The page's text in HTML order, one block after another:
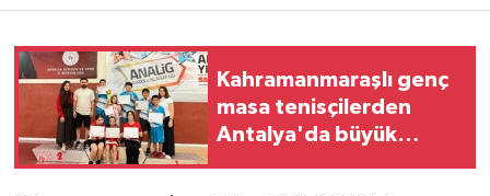
Kahramanmaraşlı genç
masa tenisçilerden
Antalya'da büyük
Teknoloji
Yaşam
KAHRAMANMARAŞ